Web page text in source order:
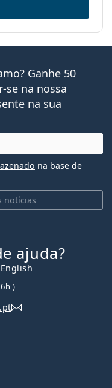
Ganhe 50
se na nossa
na sua
notícias
na base de
ajuda?
)